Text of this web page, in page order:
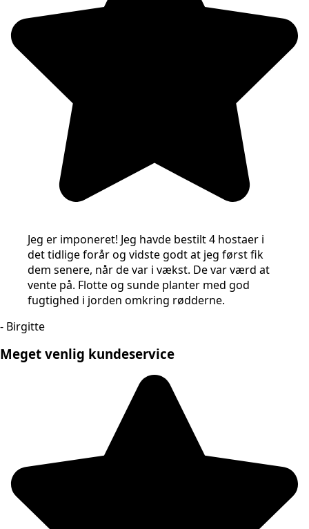
Jeg er imponeret! Jeg havde bestilt 4 hostaer i
det tidlige forår og vidste godt at jeg først fik
dem senere, når de var i vækst. De var værd at
vente på. Flotte og sunde planter med god
fugtighed i jorden omkring rødderne.
- Birgitte
Meget venlig kundeservice